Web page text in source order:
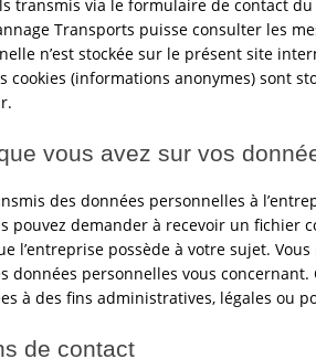
transmis via le formulaire de contact
Transports puisse consulter les
n’est stockée sur le présent site
cookies (informations anonymes) sont
vous avez sur vos
des données personnelles à
pouvez demander à recevoir un fichier
l’entreprise possède à votre sujet.
données personnelles vous
à des fins administratives, légales ou
de contact